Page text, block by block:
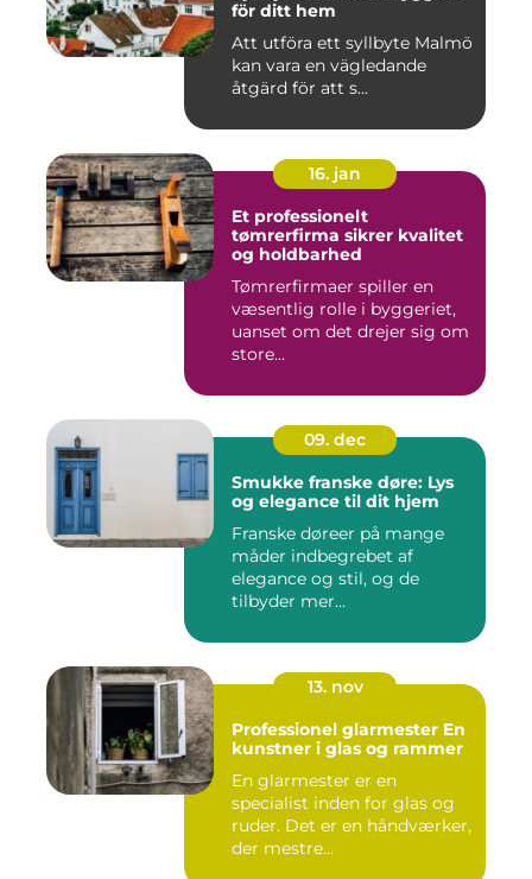
för ditt hem
Att utföra ett syllbyte Malmö
kan vara en vägledande
åtgärd för att s...
16. jan
Et professionelt
tømrerfirma sikrer kvalitet
og holdbarhed
Tømrerfirmaer spiller en
væsentlig rolle i byggeriet,
uanset om det drejer sig om
store...
09. dec
Smukke franske døre: Lys
og elegance til dit hjem
Franske døreer på mange
måder indbegrebet af
elegance og stil, og de
tilbyder mer...
13. nov
Professionel glarmester En
kunstner i glas og rammer
En glarmester er en
specialist inden for glas og
ruder. Det er en håndværker,
der mestre...